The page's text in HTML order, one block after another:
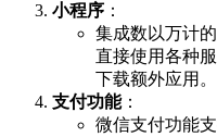
小程序 ：
集成数以万计
直接使用各种
下载额外应用。
支付功能：
微信支付功能